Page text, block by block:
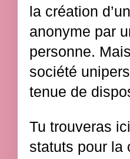
la création
anonyme par
personne.
société
tenue de
Tu trouveras
statuts pour la